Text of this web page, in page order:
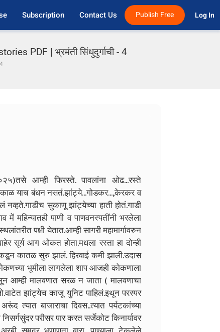
Subscription Contact Us Publish Free Log In
PDF | भ्रमंती सिंधुदुर्गाची - 4
आम्ही फिरस्ते. पावलांना ओढ...रस्ते
याच बंधन नसतं.झांट्ये...गोडकर...,केरकर व
सुकाणू झांट्येच्या हाती होतं.गाडी
महिन्यातही पाणी व पाणवनस्पतींनी भरलेला
पक्षी येतात.आम्ही सागरी महामार्गावरुन
सूर्य आग ओकत होता.मधला रस्ता हा दोन्ही
कातळ सुरु झालं. हिरवाई कमी झाली.उदास
भूमीला लागलेला शाप आजही कोकणाला
आम्ही मालवणात सरळ न जाता ( मालवणाचा
झांट्येच काजू युनिट पाहिलं.इथून परस्पर
त्यात बाजाराचा दिवस..त्यात पर्यटकांच्या
परीसर पार करत सर्जेकोट किनार्यावर